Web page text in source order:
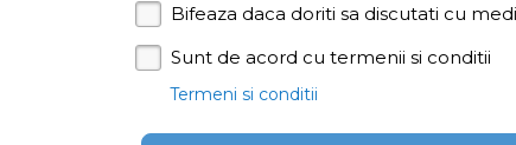
Bifeaza daca doriti sa discutati cu
Sunt de acord cu termenii si conditii
Termeni si conditii